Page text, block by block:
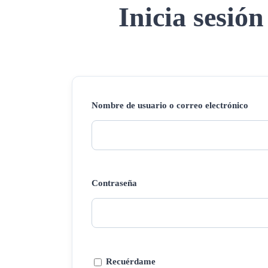
Inicia sesión
Nombre de usuario o correo electrónico
Contraseña
Recuérdame